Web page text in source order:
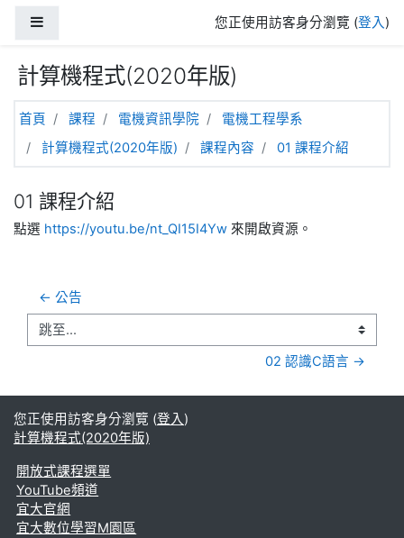
您正使用訪客身分瀏覽 (登入)
計算機程式(2020年版)
首頁 課程 電機資訊學院
電機工程學系
計算機程式(2020年版)
課程內容 01 課程介紹
01 課程介紹
點選 https://youtu.be/nt_QI15I4Yw 來開啟資源。
← 公告
跳至...
02 認識C語言 →
您正使用訪客身分瀏覽 (登入)
計算機程式(2020年版)
開放式課程選單
YouTube頻道
宜大官網
宜大數位學習M園區